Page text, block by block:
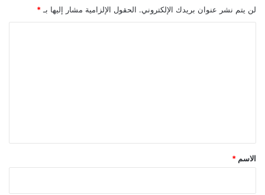
لن يتم نشر عنوان بريدك الإلكتروني. الحقول الإلزامية مشار إليها بـ *
*
الاسم *